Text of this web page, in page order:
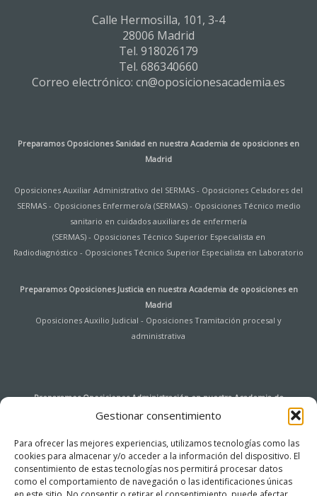
Gestionar consentimiento
Para ofrecer las mejores experiencias, utilizamos tecnologías como las
cookies para almacenar y/o acceder a la información del dispositivo. El
consentimiento de estas tecnologías nos permitirá procesar datos
como el comportamiento de navegación o las identificaciones únicas
Calle Hermosilla, 101, 3-4
28006 Madrid
Tel. 918026179
Tel. 686340660
Correo electrónico: cn@oposicionesacademia.es
Preparamos Oposiciones Sanidad en nuestra Academia de oposiciones en
Madrid
Oposiciones Auxiliar Administrativo del SERMAS - Oposiciones Celadores del
SERMAS- Oposiciones Enfermero/a (SERMAS)- Oposiciones Técnico medio
sanitario en cuidados auxiliares de enfermería
(SERMAS)- Oposiciones Técnico Superior Especialista en
Radiodiagnóstico - Oposiciones Técnico Superior Especialista en Laboratorio
Preparamos Oposiciones Justicia en nuestra Academia de oposiciones en
Madrid
Oposiciones Auxilio Judicial - Oposiciones Tramitación procesal y
administrativa
Preparamos Oposiciones Administración en nuestraAcademia de
oposiciones en Madrid
Oposiciones Auxiliar de Archivo y Bibliotecas Universidad de Alcalá de
Henares -Oposiciones Agentes de Hacienda Pública-Oposiciones
Instituciones Penitenciarias-Oposiciones Tramitación procesal y
administrativa - Oposiciones Auxiliar de Servicios-Oposiciones Cuerpo
General de la Administración del Estado – Acceso Libre- Oposiciones Cuerpo